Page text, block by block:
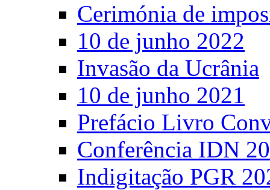
Cerimónia de
10 de junho 2022
Invasão da Ucrânia
10 de junho 2021
Prefácio Livro
Conferência IDN
Indigitação PGR